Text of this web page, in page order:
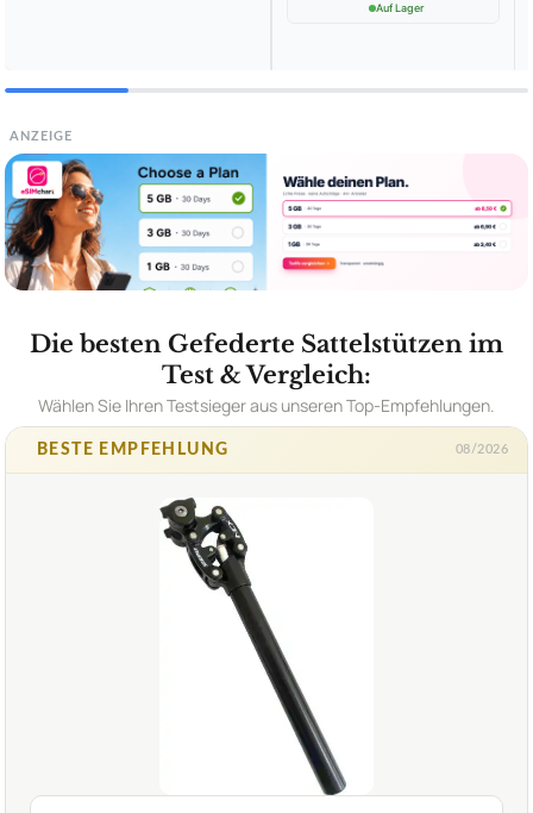
Auf Lager
ANZEIGE
Die besten Gefederte Sattelstützen im
Test & Vergleich:
Wählen Sie Ihren Testsieger aus unseren Top-Empfehlungen.
BESTE EMPFEHLUNG 08/2026